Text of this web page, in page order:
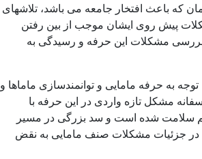
که باعث افتخار جامعه می باشد، تلاشهای
پیش روی ایشان موجب از بین رفتن
بررسی مشکلات این حرفه و رسیدگی به
به حرفه مامایی و توانمندسازی ماماها و
مشکل تازه واردی در این حرفه با
سلامت شده است و سد بزرگی در مسیر
در جزئیات مشکلات صنف مامایی به نقض